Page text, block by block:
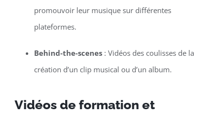
promouvoir leur musique sur différentes
plateformes.
Behind-the-scenes: Vidéos des coulisses de la
création d’un clip musical ou d’un album.
Vidéos de formation et